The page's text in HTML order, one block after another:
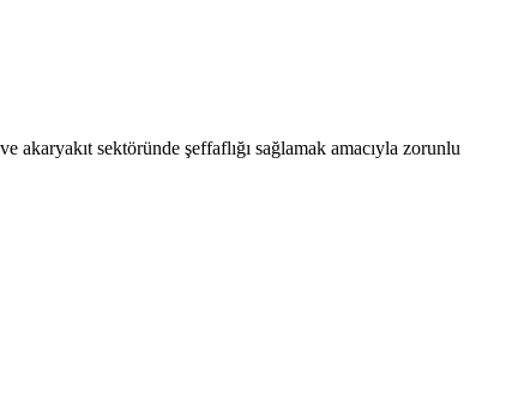
akaryakıt sektöründe şeffaflığı sağlamak amacıyla zorunlu